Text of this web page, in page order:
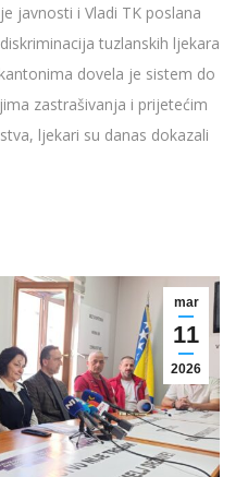
javnosti i Vladi TK poslana
tuzlanskih ljekara
dovela je sistem do
zastrašivanja i prijetećim
ljekari su danas dokazali
mar
11
2026